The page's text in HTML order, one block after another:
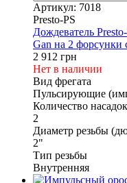
Артикул: 7018
Presto-PS
Дождеватель
Gan на 2 форсунки
2 912 грн
Нет в наличии
Вид фрегата
Пульсирующие
Количество насадок
2
Диаметр резьбы
2"
Тип резьбы
Внутренняя